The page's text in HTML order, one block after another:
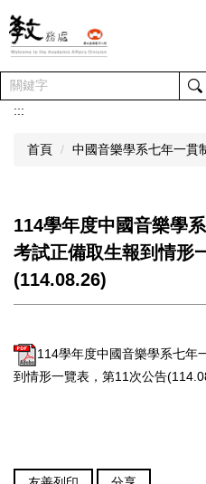
跳
到
主
要
內
容
:::
首頁 中國音樂學系七年一貫
114學年度中國音樂學
考試正備取生報到情形
(114.08.26)
114學年度中國音樂學系七年
到情形一覽表，第11次公告